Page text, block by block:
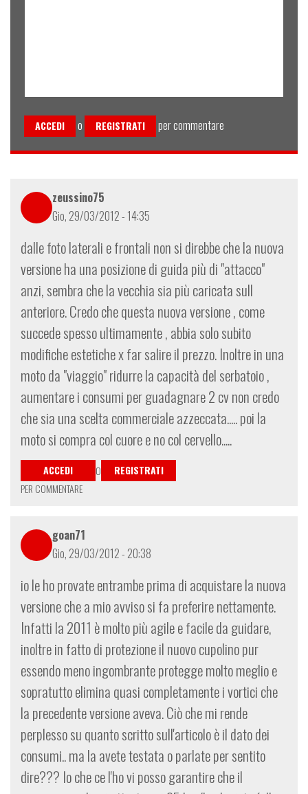
ACCEDI o REGISTRATI per commentare
zeussino75
Gio, 29/03/2012 - 14:35
dalle foto laterali e frontali non si direbbe che la nuova
versione ha una posizione di guida più di "attacco"
anzi, sembra che la vecchia sia più caricata sull
anteriore. Credo che questa nuova versione , come
succede spesso ultimamente , abbia solo subito
modifiche estetiche x far salire il prezzo. Inoltre in una
moto da "viaggio" ridurre la capacità del serbatoio ,
aumentare i consumi per guadagnare 2 cv non credo
che sia una scelta commerciale azzeccata..... poi la
moto si compra col cuore e no col cervello.....
ACCEDI O
REGISTRATI
PER COMMENTARE
goan71
Gio, 29/03/2012 - 20:38
io le ho provate entrambe prima di acquistare la nuova
versione che a mio avviso si fa preferire nettamente.
Infatti la 2011 è molto più agile e facile da guidare,
inoltre in fatto di protezione il nuovo cupolino pur
essendo meno ingombrante protegge molto meglio e
sopratutto elimina quasi completamente i vortici che
la precedente versione aveva. Ciò che mi rende
perplesso su quanto scritto sull'articolo è il dato dei
consumi.. ma la avete testata o parlate per sentito
dire??? Io che ce l'ho vi posso garantire che il